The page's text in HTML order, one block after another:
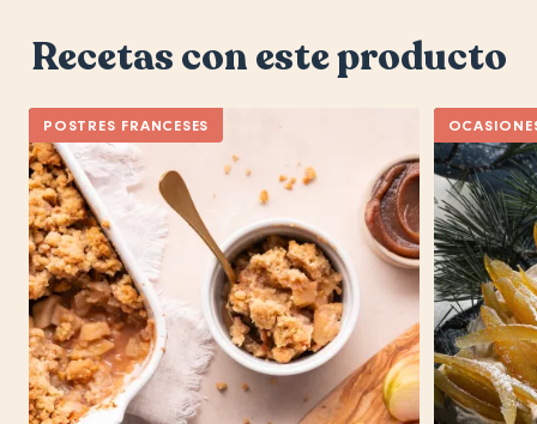
Recetas con este producto
POSTRES FRANCESES